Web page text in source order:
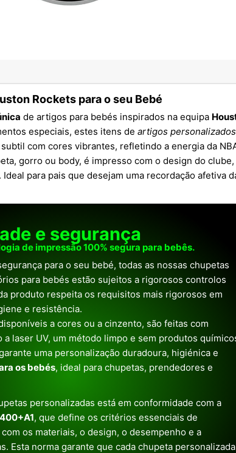
Rockets para o seu Bebé
de artigos para bebés inspirados na equipa
especiais, estes itens de artigos
com cores vibrantes, refletindo a energia da
gorro ou body, é impresso com o design do clube,
para pais que desejam uma recordação afetiva
e segurança
de impressão 100% segura para bebês.
para o seu bebé, todas as nossas chupetas
para bebés estão sujeitos a rigorosos controlos
produto respeita os requisitos mais rigorosos em
e resistência.
a cores ou a cinzento, são feitas com
laser UV, um método limpo e sem produtos
uma personalização duradoura, higiénica e
os bebés, ideal para chupetas, prendedores e
personalizadas está em conformidade com a
, que define os critérios essenciais de
os materiais, o design, o desempenho e a
Esta norma garante que cada chupeta personalizada